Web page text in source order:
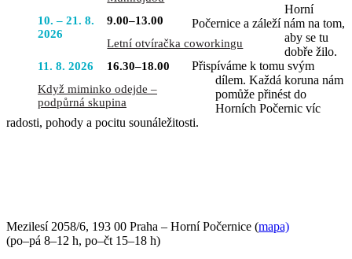
10. – 21. 8.
2026
9.00–13.00
Letní otvíračka coworkingu
11. 8. 2026
16.30–18.00
Když miminko odejde –
podpůrná skupina
Horní
Počernice a záleží nám na tom,
aby se tu
dobře žilo.
Přispíváme k tomu svým
dílem. Každá koruna nám
pomůže přinést do
Horních Počernic víc
radosti, pohody a pocitu sounáležitosti.
Mezilesí 2058/6, 193 00 Praha – Horní Počernice (mapa)
(po–pá 8–12 h, po–čt 15–18 h)